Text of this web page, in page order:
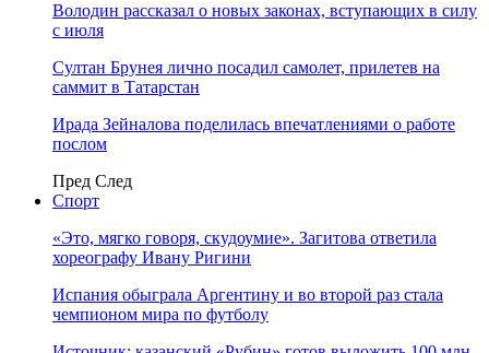
Володин рассказал о новых законах, вступающих в силу
с июля
Султан Брунея лично посадил самолет, прилетев на
саммит в Татарстан
Ирада Зейналова поделилась впечатлениями о работе
послом
Пред След
Спорт
«Это, мягко говоря, скудоумие». Загитова ответила
хореографу Ивану Ригини
Испания обыграла Аргентину и во второй раз стала
чемпионом мира по футболу